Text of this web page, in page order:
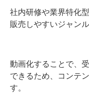
社内研修や業界特化
販売しやすいジャンル
動画化することで、
できるため、コンテ
す。